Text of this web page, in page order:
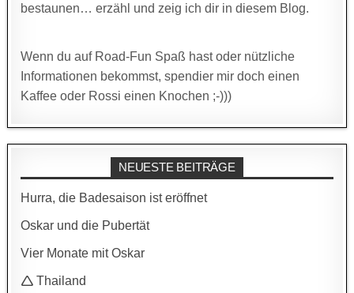
bestaunen… erzähl und zeig ich dir in diesem Blog.
Wenn du auf Road-Fun Spaß hast oder nützliche
Informationen bekommst, spendier mir doch einen
Kaffee oder Rossi einen Knochen ;-)))
NEUESTE BEITRÄGE
Hurra, die Badesaison ist eröffnet
Oskar und die Pubertät
Vier Monate mit Oskar
🛆 Thailand